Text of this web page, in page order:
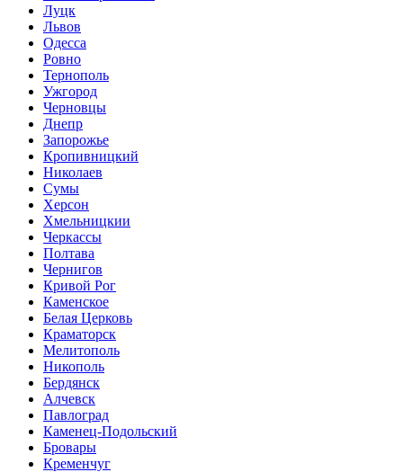
Луцк
Львов
Одесса
Ровно
Тернополь
Ужгород
Черновцы
Днепр
Запорожье
Кропивницкий
Николаев
Сумы
Херсон
Хмельницкии
Черкассы
Полтава
Чернигов
Кривой Рог
Каменское
Белая Церковь
Краматорск
Мелитополь
Никополь
Бердянск
Алчевск
Павлоград
Каменец-Подольский
Бровары
Кременчуг